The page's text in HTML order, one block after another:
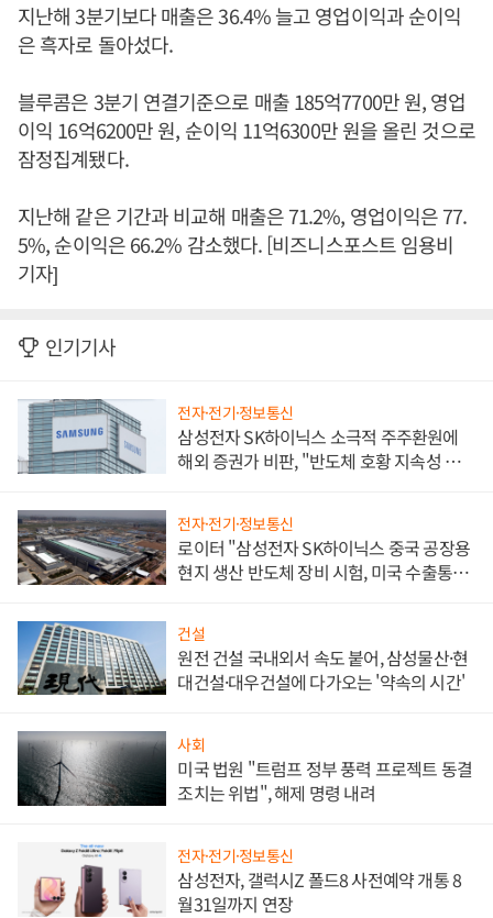
지난해 3분기보다 매출은 36.4% 늘고 영업이익과 순이익
은 흑자로 돌아섰다.
블루콤은 3분기 연결기준으로 매출 185억7700만 원, 영업
이익 16억6200만 원, 순이익 11억6300만 원을 올린 것으로
잠정집계됐다.
지난해 같은 기간과 비교해 매출은 71.2%, 영업이익은 77.
5%, 순이익은 66.2% 감소했다. [비즈니스포스트 임용비
기자]
인기기사
전자·전기·정보통신
삼성전자 SK하이닉스 소극적 주주환원에
해외 증권가 비판, "반도체 호황 지속성 의
전자·전기·정보통신
로이터 "삼성전자 SK하이닉스 중국 공장용
현지 생산 반도체 장비 시험, 미국 수출통제
건설
원전 건설 국내외서 속도 붙어, 삼성물산·현
대건설·대우건설에 다가오는 '약속의 시간'
사회
미국 법원 "트럼프 정부 풍력 프로젝트 동결
조치는 위법", 해제 명령 내려
전자·전기·정보통신
삼성전자, 갤럭시Z 폴드8 사전예약 개통 8
월31일까지 연장